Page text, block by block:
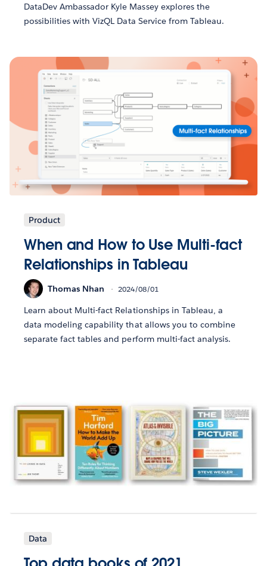
DataDev Ambassador Kyle Massey explores the
possibilities with VizQL Data Service from Tableau.
Product
When and How to Use Multi-fact
Relationships in Tableau
Thomas Nhan 2024/08/01
Learn about Multi-fact Relationships in Tableau, a
data modeling capability that allows you to combine
separate fact tables and perform multi-fact analysis.
Data